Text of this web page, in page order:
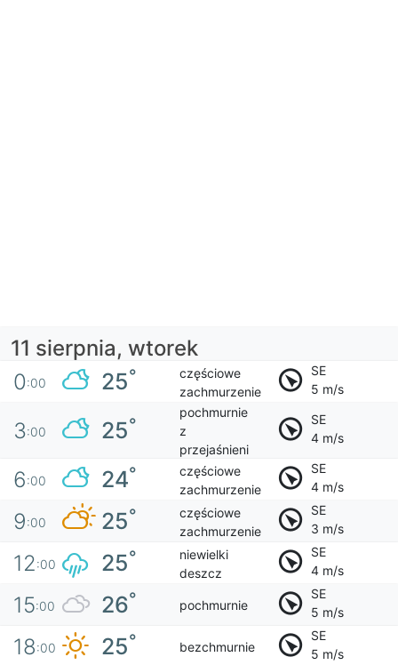
11 sierpnia, wtorek
0:00 25°
częściowe
zachmurzenie
SE
5 m/s
3:00 25°
pochmurnie
z
przejaśnieni
SE
4 m/s
6:00 24°
częściowe
zachmurzenie
SE
4 m/s
9:00 25°
częściowe
zachmurzenie
SE
3 m/s
12:00 25°
niewielki
deszcz
SE
4 m/s
15:00 26° pochmurnie
SE
5 m/s
18:00 25° bezchmurnie
SE
5 m/s